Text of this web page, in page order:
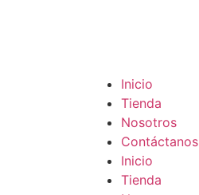
Inicio
Tienda
Nosotros
Contáctanos
Inicio
Tienda